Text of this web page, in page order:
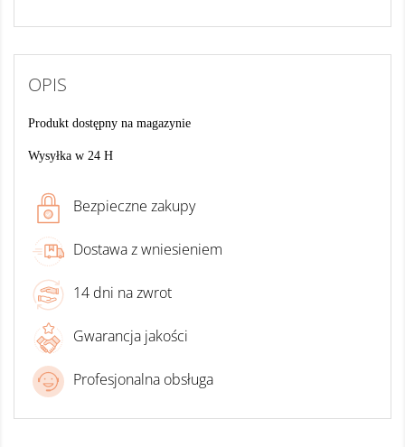
OPIS
Produkt dostępny na magazynie
Wysyłka w 24 H
Bezpieczne zakupy
Dostawa z wniesieniem
14 dni na zwrot
Gwarancja jakości
Profesjonalna obsługa